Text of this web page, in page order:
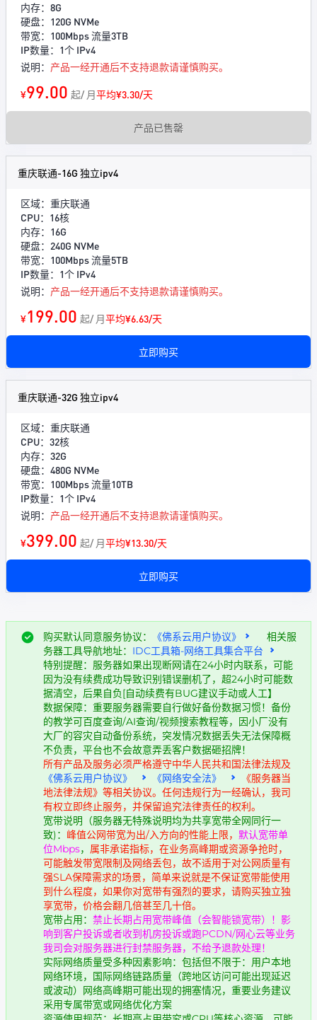
内存：8G
硬盘：120G NVMe
带宽：100Mbps 流量3TB
IP数量：1个 IPv4
说明： 产品一经开通后不支持退款请谨慎购买。
¥99.00 起/ 月平均¥3.30/天
产品已售罄
重庆联通-16G 独立ipv4
区域：重庆联通
CPU：16核
内存：16G
硬盘：240G NVMe
带宽：100Mbps 流量5TB
IP数量：1个 IPv4
说明： 产品一经开通后不支持退款请谨慎购买。
¥199.00 起/ 月平均¥6.63/天
立即购买
重庆联通-32G 独立ipv4
区域：重庆联通
CPU：32核
内存：32G
硬盘：480G NVMe
带宽：100Mbps 流量10TB
IP数量：1个 IPv4
说明： 产品一经开通后不支持退款请谨慎购买。
¥399.00 起/ 月平均¥13.30/天
立即购买
购买默认同意服务协议： 《佛系云用户协议》
相关服
务器工具导航地址： IDC工具箱-网络工具集合平台
特别提醒：服务器如果出现断网请在24小时内联系，可能
因为没有续费成功导致识别错误删机了，超24小时可能数
据清空，后果自负[自动续费有BUG建议手动或人工】
数据保障：重要服务器需要自行做好备份数据习惯！备份
的教学可百度查询/AI查询/视频搜索教程等，因小厂没有
大厂的容灾自动备份系统，突发情况数据丢失无法保障概
不负责，平台也不会故意弄丢客户数据砸招牌！
所有产品及服务必须严格遵守中华人民共和国法律法规及
《佛系云用户协议》
《网络安全法》
《服务器当
地法律法规》等相关协议。任何违规行为一经确认，我司
有权立即终止服务，并保留追究法律责任的权利。
宽带说明（服务器无特殊说明均为共享宽带全网同行一
致)： 峰值公网带宽为出/入方向的性能上限， 默认宽带单
位Mbps， 属非承诺指标，在业务高峰期或资源争抢时，
可能触发带宽限制及网络丢包，故不适用于对公网质量有
强SLA保障需求的场景，简单来说就是不保证宽带能使用
到什么程度，如果你对宽带有强烈的要求，请购买独立独
享宽带，价格会翻几倍甚至几十倍。
宽带占用： 禁止长期占用宽带峰值（会智能锁宽带）！影
响到客户投诉或者收到机房投诉或跑PCDN/网心云等业务
我司会对服务器进行封禁服务器，不给予退款处理！
实际网络质量受多种因素影响：包括但不限于：用户本地
网络环境，国际网络链路质量（跨地区访问可能出现延迟
或波动）网络高峰期可能出现的拥塞情况，重要业务建议
采用专属带宽或网络优化方案